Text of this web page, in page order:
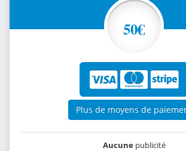
50€
Plus de moyens de
Aucunepublicité